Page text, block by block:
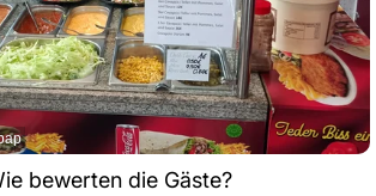
bewerten die Gäste?